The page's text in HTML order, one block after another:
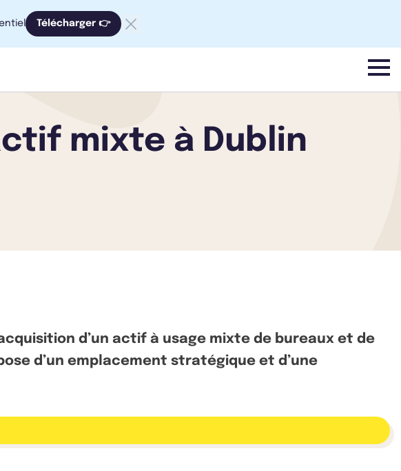
Télécharger 👉
menu
mixte à Dublin
d’un actif à usage mixte de bureaux et de
d’un emplacement stratégique et d’une